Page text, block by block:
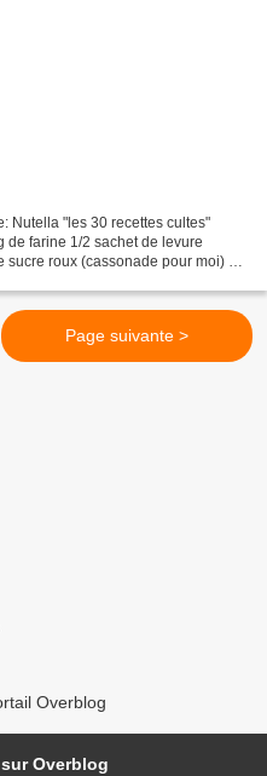
Nutella "les 30 recettes cultes"
de farine 1/2 sachet de levure
roux (cassonade pour moi) 1
Page suivante >
Overblog
Overblog